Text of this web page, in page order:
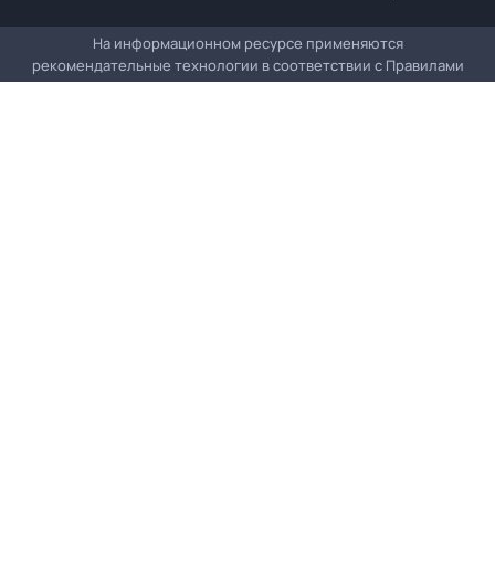
На информационном ресурсе применяются
рекомендательные технологии в соответствии с Правилами